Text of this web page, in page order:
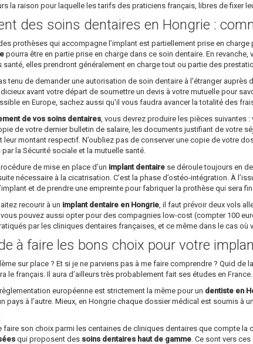
la raison pour laquelle les tarifs des praticiens français, libres de fixer
des soins dentaires en Hongrie :
prothèses qui accompagne l’implant est partiellement prise en
pourra être en partie prise en charge dans ce soin dentaire. En
santé, elles prendront généralement en charge tout ou partie des
tenu de demander une autorisation de soin dentaire à l'étranger
avant votre départ de soumettre un devis à votre mutuelle pour
en Europe, sachez aussi qu'il vous faudra avancer la totalité des
de vos soins dentaires , vous devrez produire les pièces
de votre dernier bulletin de salaire, les documents justifiant de votre
montant respectif. N’oubliez pas de conserver une copie de votre
la Sécurité sociale et la mutuelle santé.
de mise en place d’un implant dentaire se déroule toujours en
nécessaire à la cicatrisation. C’est la phase d’ostéo-intégration. À
et de prendre une empreinte pour fabriquer la prothèse qui sera
recourir à un implant dentaire en Hongrie , il faut prévoir deux vols
pouvez aussi opter pour des compagnies low-cost (compter 100
par les cliniques dentaires françaises, et ce même dans le cas
à faire les bons choix pour votre
sur place ? Et si je ne parviens pas à me faire comprendre ? Quid
le français. Il aura d’ailleurs très probablement fait ses études en
européenne est strictement la même pour un dentiste en
pays à l’autre. Mieux, en Hongrie chaque dossier médical est soumis
faire son choix parmi les centaines de cliniques dentaires que compte
qui proposent des soins dentaires haut de gamme . Ce sont vers